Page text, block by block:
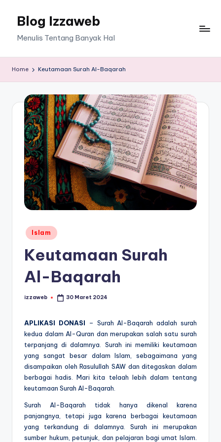
Blog Izzaweb
Menulis Tentang Banyak Hal
Home Keutamaan Surah Al-Baqarah
Posted
in
Islam
Keutamaan Surah
Al-Baqarah
Posted
izzaweb 30 Maret 2024
APLIKASI DONASI – Surah Al-Baqarah adalah surah
kedua dalam Al-Quran dan merupakan salah satu surah
terpanjang di dalamnya. Surah ini memiliki keutamaan
yang sangat besar dalam Islam, sebagaimana yang
disampaikan oleh Rasulullah SAW dan ditegaskan dalam
berbagai hadis. Mari kita telaah lebih dalam tentang
keutamaan Surah Al-Baqarah.
Surah Al-Baqarah tidak hanya dikenal karena
panjangnya, tetapi juga karena berbagai keutamaan
yang terkandung di dalamnya. Surah ini merupakan
sumber hukum, petunjuk, dan pelajaran bagi umat Islam.